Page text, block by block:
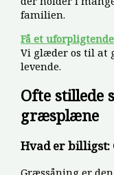
familien.
Få et
Vi glæder os til at
levende.
Ofte stillede
græsplæne
Hvad er
Græssåning er